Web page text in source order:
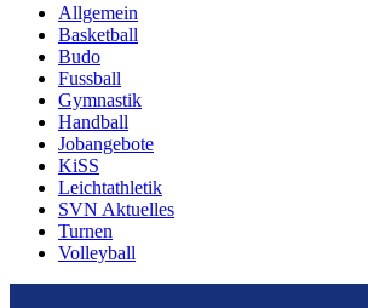
Allgemein
Basketball
Budo
Fussball
Gymnastik
Handball
Jobangebote
KiSS
Leichtathletik
SVN Aktuelles
Turnen
Volleyball